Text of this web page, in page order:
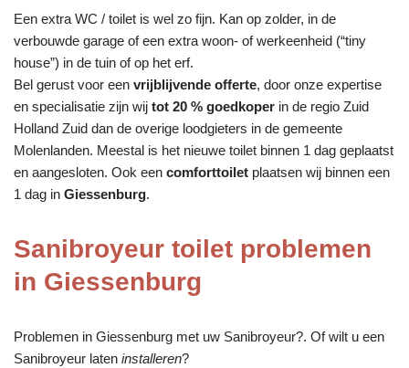
Een extra WC / toilet is wel zo fijn. Kan op zolder, in de
verbouwde garage of een extra woon- of werkeenheid (“tiny
house”) in de tuin of op het erf.
Bel gerust voor een vrijblijvende offerte, door onze expertise
en specialisatie zijn wij tot 20 % goedkoper in de regio Zuid
Holland Zuid dan de overige loodgieters in de gemeente
Molenlanden. Meestal is het nieuwe toilet binnen 1 dag geplaatst
en aangesloten. Ook een comforttoilet plaatsen wij binnen een
1 dag in Giessenburg.
Sanibroyeur toilet problemen
in Giessenburg
Problemen in Giessenburg met uw Sanibroyeur?. Of wilt u een
Sanibroyeur laten installeren?